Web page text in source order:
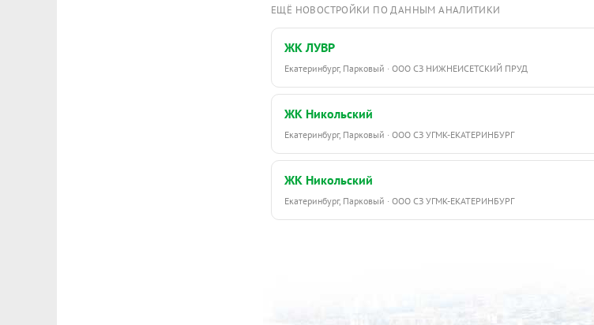
ЕЩЁ НОВОСТРОЙКИ ПО ДАННЫМ АНАЛИТИКИ
ЖК ЛУВР
Екатеринбург, Парковый · ООО СЗ НИЖНЕИСЕТСКИЙ ПРУД
ЖК Никольский
Екатеринбург, Парковый · ООО СЗ УГМК-ЕКАТЕРИНБУРГ
ЖК Никольский
Екатеринбург, Парковый · ООО СЗ УГМК-ЕКАТЕРИНБУРГ